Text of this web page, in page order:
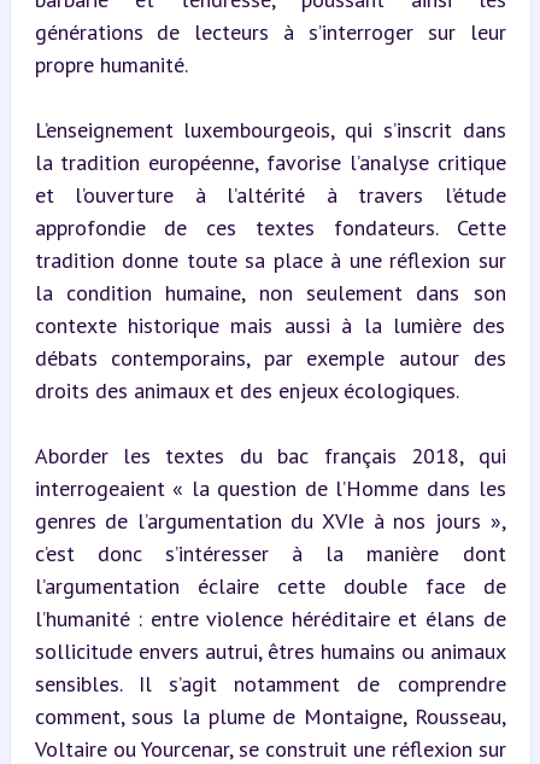
générations de lecteurs à s’interroger sur leur
propre humanité.
L’enseignement luxembourgeois, qui s’inscrit dans
la tradition européenne, favorise l’analyse critique
et l’ouverture à l’altérité à travers l’étude
approfondie de ces textes fondateurs. Cette
tradition donne toute sa place à une réflexion sur
la condition humaine, non seulement dans son
contexte historique mais aussi à la lumière des
débats contemporains, par exemple autour des
droits des animaux et des enjeux écologiques.
Aborder les textes du bac français 2018, qui
interrogeaient « la question de l’Homme dans les
genres de l’argumentation du XVIe à nos jours »,
c’est donc s’intéresser à la manière dont
l’argumentation éclaire cette double face de
l’humanité : entre violence héréditaire et élans de
sollicitude envers autrui, êtres humains ou animaux
sensibles. Il s’agit notamment de comprendre
comment, sous la plume de Montaigne, Rousseau,
Voltaire ou Yourcenar, se construit une réflexion sur